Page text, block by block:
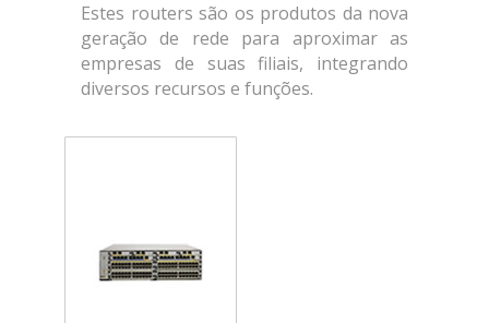
Estes routers são os produtos da nova
geração de rede para aproximar as
empresas de suas filiais, integrando
diversos recursos e funções.